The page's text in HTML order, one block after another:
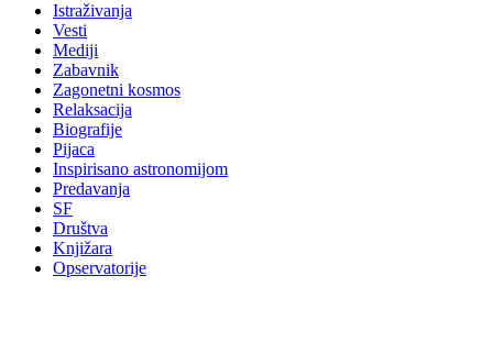
Istraživanja
Vesti
Mediji
Zabavnik
Zagonetni kosmos
Relaksacija
Biografije
Pijaca
Inspirisano astronomijom
Predavanja
SF
Društva
Knjižara
Opservatorije